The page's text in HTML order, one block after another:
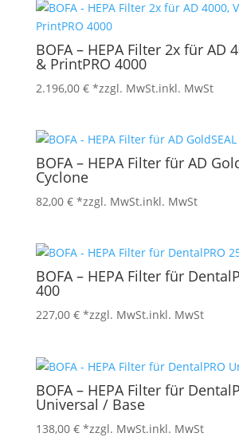
BOFA – HEPA Filter 2x für AD
& PrintPRO 4000
2.196,00 € *zzgl. MwSt.inkl. MwSt
BOFA – HEPA Filter für AD
Cyclone
82,00 € *zzgl. MwSt.inkl. MwSt
BOFA – HEPA Filter für
400
227,00 € *zzgl. MwSt.inkl. MwSt
BOFA – HEPA Filter für
Universal / Base
138,00 € *zzgl. MwSt.inkl. MwSt